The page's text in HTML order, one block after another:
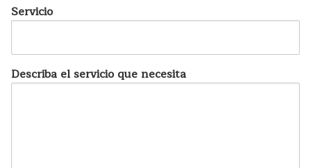
Servicio
Describa el servicio que necesita